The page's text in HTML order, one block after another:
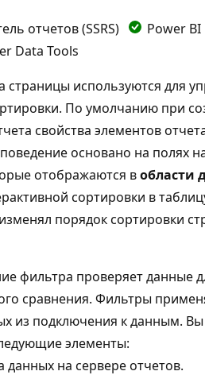
отчетов (SSRS)
Power BI
Data Tools
страницы используются для
По умолчанию при
свойства элементов
основано на полях
отображаются вобласти
сортировки в
порядок сортировки
фильтра проверяет данные
сравнения. Фильтры
из подключения к данным.
элементы:
на сервере отчетов.